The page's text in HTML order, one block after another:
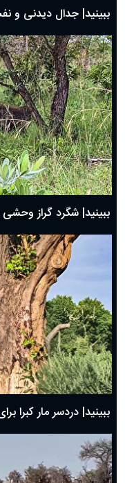
ببینید| جدال دیدنی و
ببینید| شگرد گراز
ببینید| دردسر مار کبرا